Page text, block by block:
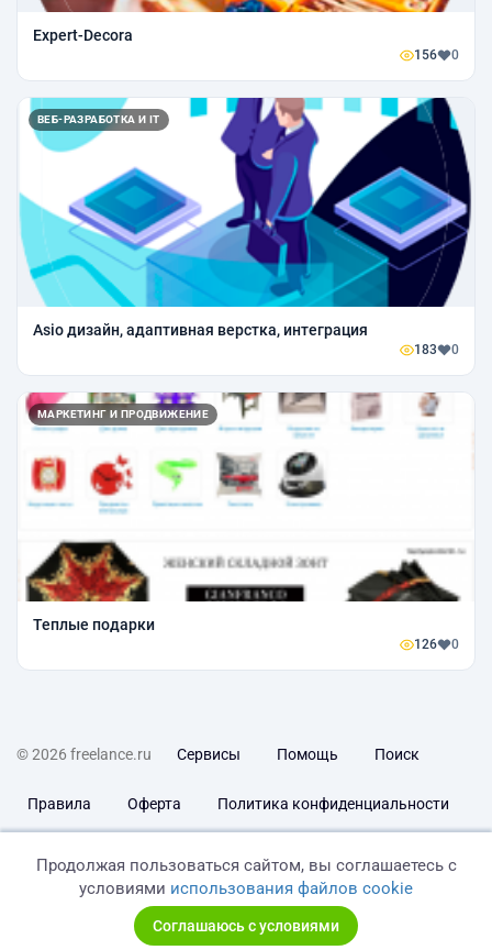
Expert-Decora
156 0
ВЕБ-РАЗРАБОТКА И IT
Asio дизайн, адаптивная верстка, интеграция
183 0
МАРКЕТИНГ И ПРОДВИЖЕНИЕ
Теплые подарки
126 0
© 2026 freelance.ru Сервисы Помощь Поиск
Правила Оферта Политика конфиденциальности
Продолжая пользоваться сайтом, вы соглашаетесь с
условиями использования файлов cookie
Соглашаюсь с условиями